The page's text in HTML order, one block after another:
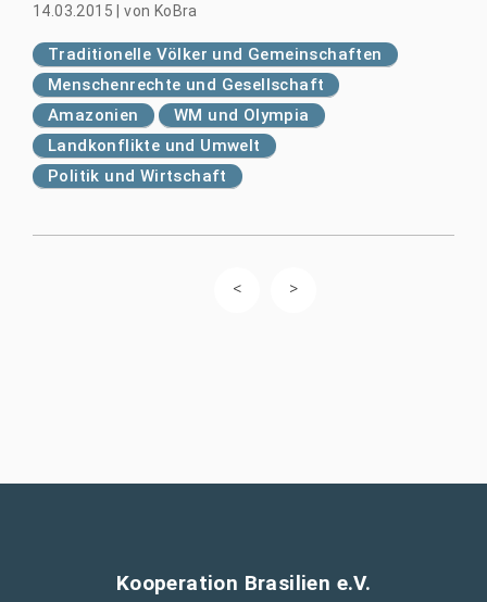
14.03.2015 |von KoBra
Traditionelle Völker und Gemeinschaften
Menschenrechte und Gesellschaft
Amazonien
WM und Olympia
Landkonflikte und Umwelt
Politik und Wirtschaft
Kooperation Brasilien e.V.